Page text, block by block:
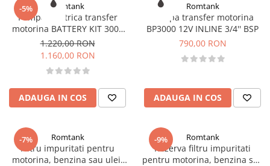
-5% Romtank
Pompa electrica transfer
motorina BATTERY KIT 3000
12V
1.220,00 RON
1.160,00 RON
ADAUGA IN COS
Romtank
Pompa transfer motorina
BP3000 12V INLINE 3/4'' BSP
790,00 RON
ADAUGA IN COS
-7% Romtank
Filtru impuritati pentru
motorina, benzina sau ulei,
-9% Romtank
Rezerva filtru impuritati
pentru motorina, benzina sau